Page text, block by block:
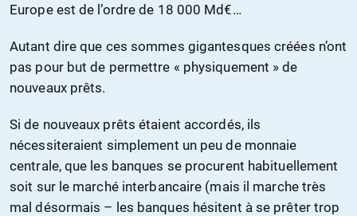
Europe est de l’ordre de 18 000 Md€…
Autant dire que ces sommes gigantesques créées n’ont
pas pour but de permettre « physiquement » de
nouveaux prêts.
Si de nouveaux prêts étaient accordés, ils
nécessiteraient simplement un peu de monnaie
centrale, que les banques se procurent habituellement
soit sur le marché interbancaire (mais il marche très
mal désormais – les banques hésitent à se prêter trop